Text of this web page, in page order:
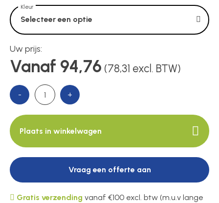
Contact
Kleur
Selecteer een optie
Uw prijs:
Vanaf 94,76 (78,31 excl. BTW)
- +
Plaats in winkelwagen
Vraag een offerte aan
Gratis verzending vanaf €100 excl. btw (m.u.v lange